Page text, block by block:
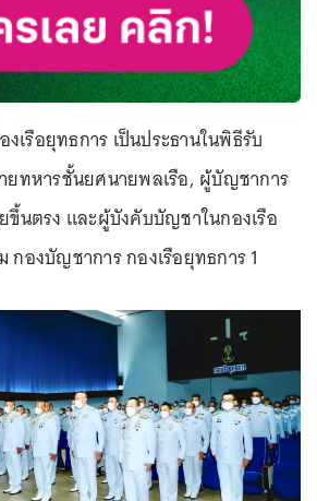
เรือยุทธการ เป็นประธานในพิธีรับ
ยทหารชั้นยศนายพลเรือ, ผู้บัญชาการ
ขึ้นตรง และผู้บังคับบัญชาในกองเรือ
กองบัญชาการ กองเรือยุทธการ 1